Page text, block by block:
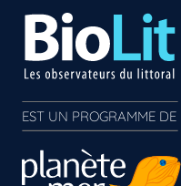
EST UN PROGRAMME DE